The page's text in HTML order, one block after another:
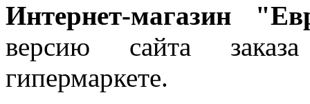
Интернет-магазин
версию сайта
гипермаркете.